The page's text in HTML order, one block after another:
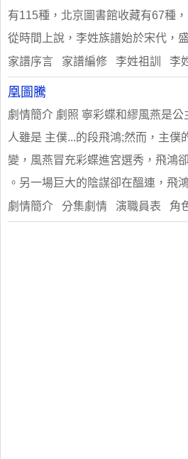
有115種，北京圖書館收藏有67種
從時間上說，李姓族譜始於宋代，
家譜序言 家譜編修 李姓祖訓 李
凰圖騰
劇情簡介 劇照 寧彩蝶和繆風燕是
人雖是 主僕...的段飛鴻;然而，主僕
變，風燕冒充彩蝶進宮選秀，飛鴻
。另一場巨大的陰謀卻在醞連，飛
劇情簡介 分集劇情 演職員表 角